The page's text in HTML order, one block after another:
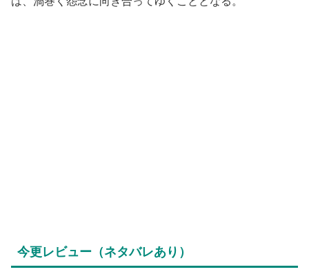
今更レビュー（ネタバレあり）